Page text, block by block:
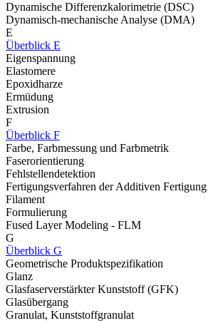
Dynamische Differenzkalorimetrie (DSC)
Dynamisch-mechanische Analyse (DMA)
E
Überblick E
Eigenspannung
Elastomere
Epoxidharze
Ermüdung
Extrusion
F
Überblick F
Farbe, Farbmessung und Farbmetrik
Faserorientierung
Fehlstellendetektion
Fertigungsverfahren der Additiven Fertigung
Filament
Formulierung
Fused Layer Modeling - FLM
G
Überblick G
Geometrische Produktspezifikation
Glanz
Glasfaserverstärkter Kunststoff (GFK)
Glasübergang
Granulat, Kunststoffgranulat